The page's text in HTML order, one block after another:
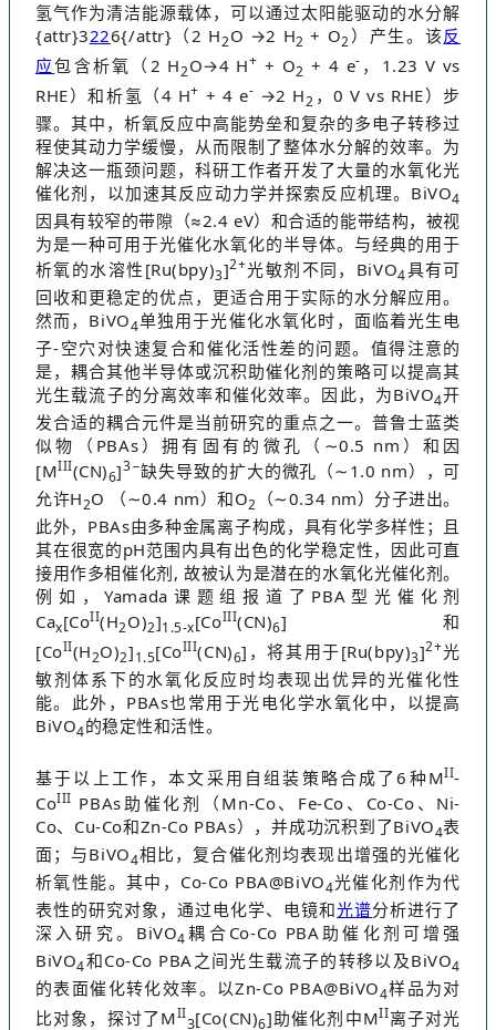
氢气作为清洁能源载体，可以通过太阳能驱动的水分解
{attr}3226{/attr}（2 H2O →2 H2 + O2）产生。该反
应包含析氧（2 H2O→4 H+ + O2 + 4 e- ，1.23 V vs
RHE）和析氢（4 H+ + 4 e- →2 H2 ，0 V vs RHE）步
骤。其中，析氧反应中高能势垒和复杂的多电子转移过
程使其动力学缓慢，从而限制了整体水分解的效率。为
解决这一瓶颈问题，科研工作者开发了大量的水氧化光
催化剂，以加速其反应动力学并探索反应机理。BiVO4
因具有较窄的带隙（≈2.4 eV）和合适的能带结构，被视
为是一种可用于光催化水氧化的半导体。与经典的用于
析氧的水溶性[Ru(bpy)3]2+光敏剂不同，BiVO4具有可
回收和更稳定的优点，更适合用于实际的水分解应用。
然而，BiVO4单独用于光催化水氧化时，面临着光生电
子-空穴对快速复合和催化活性差的问题。值得注意的
是，耦合其他半导体或沉积助催化剂的策略可以提高其
光生载流子的分离效率和催化效率。因此，为BiVO4开
发合适的耦合元件是当前研究的重点之一。普鲁士蓝类
似物（PBAs）拥有固有的微孔（∼0.5 nm）和因
[MIII(CN)6]3−缺失导致的扩大的微孔（∼1.0 nm），可
允许H2O （∼0.4 nm）和O2
（∼0.34 nm）分子进出。
此外，PBAs由多种金属离子构成，具有化学多样性；且
其在很宽的pH范围内具有出色的化学稳定性，因此可直
接用作多相催化剂, 故被认为是潜在的水氧化光催化剂。
例如，Yamada课题组报道了PBA型光催化剂
Cax[CoII(H2O)2]1.5-x[CoIII(CN)6]和
[CoII(H2O)2]1.5[CoIII(CN)6]，将其用于[Ru(bpy)3]2+光
敏剂体系下的水氧化反应时均表现出优异的光催化性
能。此外，PBAs也常用于光电化学水氧化中，以提高
BiVO4的稳定性和活性。
基于以上工作，本文采用自组装策略合成了6种MII-
CoIII PBAs助催化剂（Mn-Co、Fe-Co、Co-Co、Ni-
Co、Cu-Co和Zn-Co PBAs），并成功沉积到了BiVO4表
面；与BiVO4相比，复合催化剂均表现出增强的光催化
析氧性能。其中，Co-Co PBA@BiVO4光催化剂作为代
表性的研究对象，通过电化学、电镜和光谱分析进行了
深入研究。BiVO4耦合Co-Co PBA助催化剂可增强
BiVO4和Co-Co PBA之间光生载流子的转移以及BiVO4
的表面催化转化效率。以Zn-Co PBA@BiVO4样品为对
比对象，探讨了MII
3[Co(CN)6]助催化剂中MII离子对光